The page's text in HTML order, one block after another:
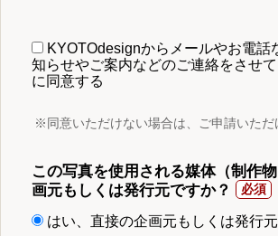
KYOTOdesignからメールやお電話
知らせやご案内などのご連絡をさせ
に同意する
※同意いただけない場合は、ご申請いただ
この写真を使用される媒体（制作
画元もしくは発行元ですか？
はい、直接の企画元もしくは発行元